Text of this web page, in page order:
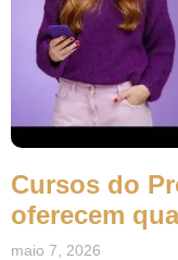
Cursos do
oferecem
maio 7, 2026